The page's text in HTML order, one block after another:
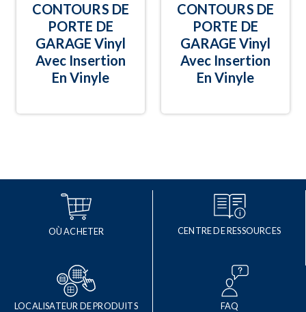
CONTOURS DE
PORTE DE
GARAGE Vinyl
Avec Insertion
En Vinyle
CONTOURS DE
PORTE DE
GARAGE Vinyl
Avec Insertion
En Vinyle
OÙ ACHETER CENTRE DE RESSOURCES
LOCALISATEUR DE PRODUITS FAQ